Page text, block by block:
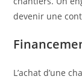
devenir une
L’achat d’une